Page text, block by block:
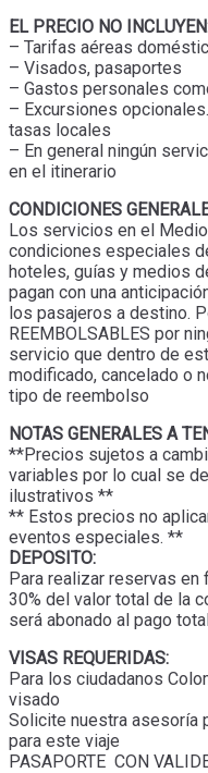
EL PRECIO NO
– Tarifas aéreas
– Visados, pasaportes
– Gastos personales
– Excursiones
tasas locales
– En general ningún
en el itinerario
CONDICIONES
Los servicios en el
condiciones especiales
hoteles, guías y medios
pagan con una
los pasajeros a destino.
REEMBOLSABLES por
servicio que dentro de
modificado, cancelado o
tipo de reembolso
NOTAS GENERALES A
**Precios sujetos a
variables por lo cual se
ilustrativos **
** Estos precios no
eventos especiales. **
DEPOSITO:
Para realizar reservas
30% del valor total de la
será abonado al pago
VISAS REQUERIDAS:
Para los ciudadanos
visado
Solicite nuestra asesoría
para este viaje
PASAPORTE CON